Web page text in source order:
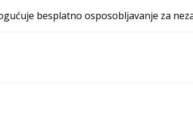
besplatno osposobljavanje za